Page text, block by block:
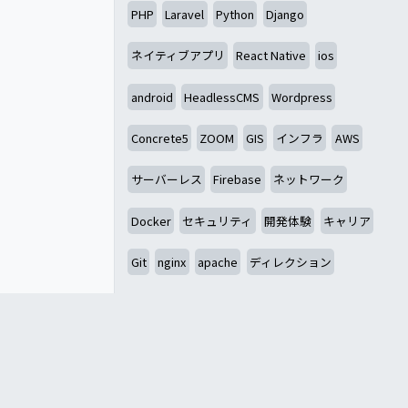
PHP Laravel Python Django
ネイティブアプリ React Native ios
android HeadlessCMS Wordpress
Concrete5 ZOOM GIS インフラ AWS
サーバーレス Firebase ネットワーク
Docker セキュリティ 開発体験 キャリア
Git nginx apache ディレクション